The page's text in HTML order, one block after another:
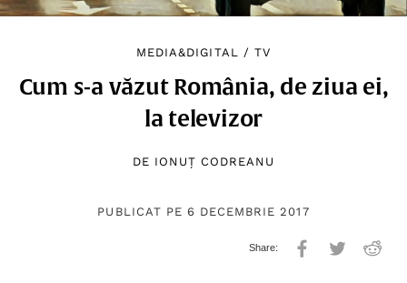
MEDIA&DIGITAL / TV
Cum s-a văzut România, de ziua ei,
la televizor
DE IONUŢ CODREANU
PUBLICAT PE 6 DECEMBRIE 2017